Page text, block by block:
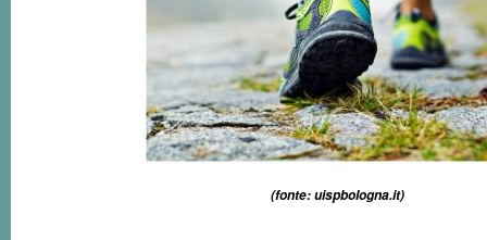
(fonte: uispbologna.it)